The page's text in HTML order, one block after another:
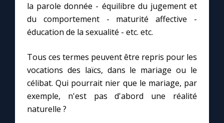
la parole donnée - équilibre du jugement et
du comportement - maturité affective -
éducation de la sexualité - etc. etc.
Tous ces termes peuvent être repris pour les
vocations des laïcs, dans le mariage ou le
célibat. Qui pourrait nier que le mariage, par
exemple, n'est pas d'abord une réalité
naturelle ?